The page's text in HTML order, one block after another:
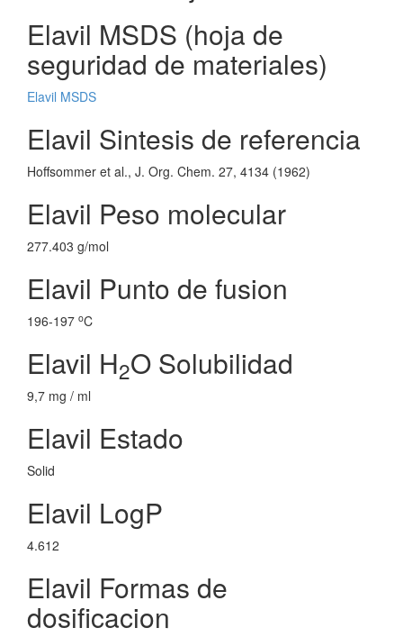
Elavil MSDS (hoja de
seguridad de materiales)
Elavil MSDS
Elavil Sintesis de referencia
Hoffsommer et al., J. Org. Chem. 27, 4134 (1962)
Elavil Peso molecular
277.403 g/mol
Elavil Punto de fusion
196-197 oC
Elavil H2O Solubilidad
9,7 mg / ml
Elavil Estado
Solid
Elavil LogP
4.612
Elavil Formas de
dosificacion